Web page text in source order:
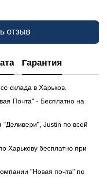
отзыв
Гарантия
склада в Харьков.
Почта" - Бесплатно на
Justin по всей
Харькову бесплатно при
"Новая почта" по